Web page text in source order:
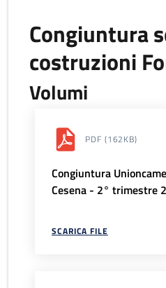
Congiuntura
costruzioni
Volumi
PDF (162KB)
Congiuntura
Cesena - 2° trimestre
SCARICA FILE